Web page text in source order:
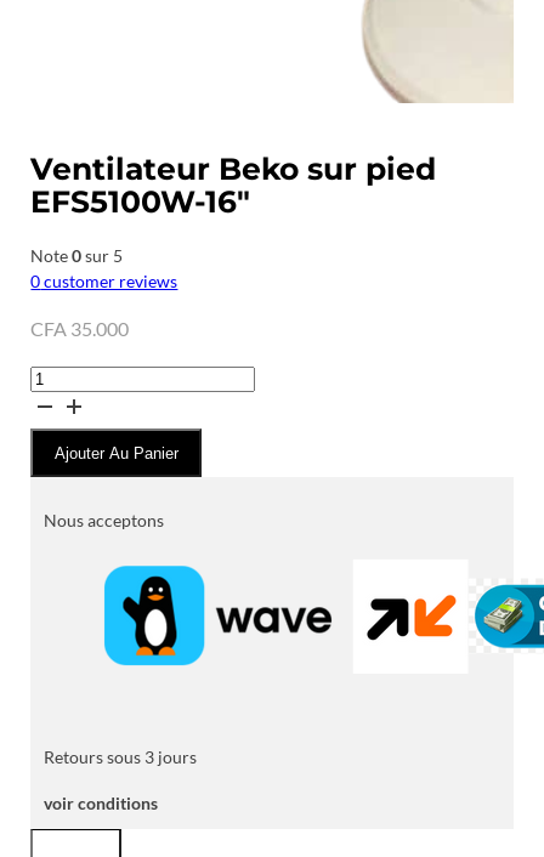
Ventilateur Beko sur pied
EFS5100W-16″
Note0sur 5
0customer reviews
CFA 35.000
quantité
de
Ventilateur
Beko
pied
Ajouter Au Panier
Nous acceptons
Retours sous 3 jours
voir conditions